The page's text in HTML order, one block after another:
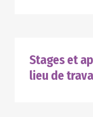
Stages et
lieu de